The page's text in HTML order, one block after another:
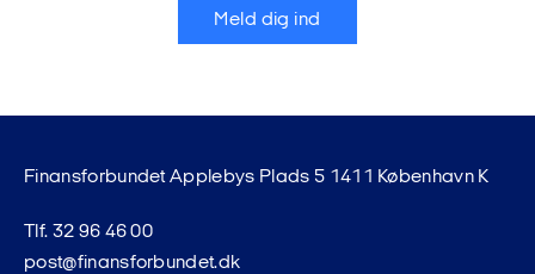
Meld dig ind
Finansforbundet Applebys Plads 5 1411 København K
Tlf. 32 96 46 00
post@finansforbundet.dk